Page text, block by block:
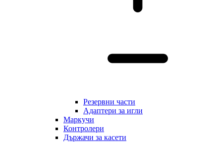
Резервни части
Адаптери за игли
Маркучи
Контролери
Държачи за касети